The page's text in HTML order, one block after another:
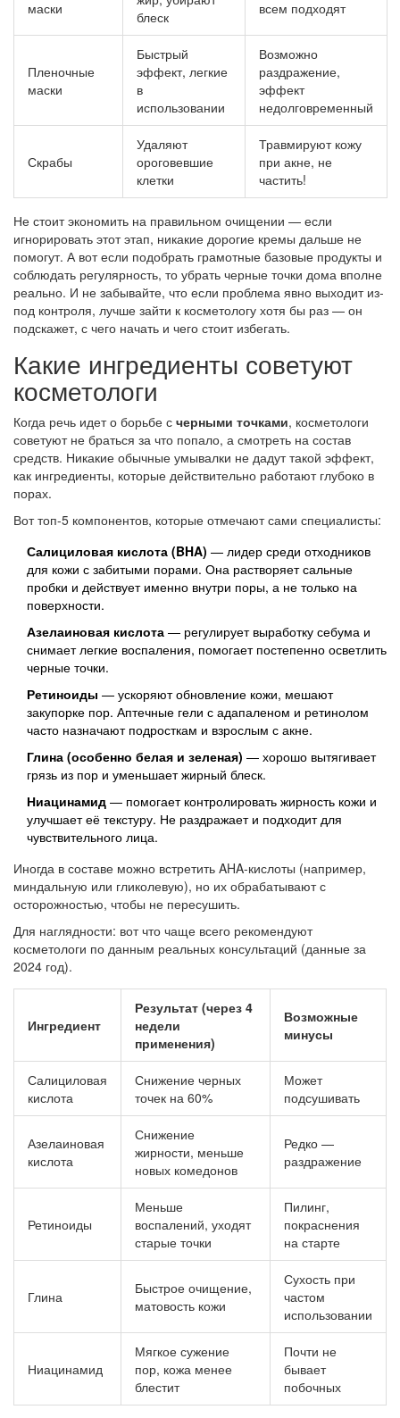
маски
блеск
всем подходят
Пленочные
маски
Быстрый
эффект, легкие
в
использовании
Возможно
раздражение,
эффект
недолговременный
Скрабы
Удаляют
ороговевшие
клетки
Травмируют кожу
при акне, не
частить!
Не стоит экономить на правильном очищении — если
игнорировать этот этап, никакие дорогие кремы дальше не
помогут. А вот если подобрать грамотные базовые продукты и
соблюдать регулярность, то убрать черные точки дома вполне
реально. И не забывайте, что если проблема явно выходит из-
под контроля, лучше зайти к косметологу хотя бы раз — он
подскажет, с чего начать и чего стоит избегать.
Какие ингредиенты советуют
косметологи
Когда речь идет о борьбе с черными точками, косметологи
советуют не браться за что попало, а смотреть на состав
средств. Никакие обычные умывалки не дадут такой эффект,
как ингредиенты, которые действительно работают глубоко в
порах.
Вот топ-5 компонентов, которые отмечают сами специалисты:
Салициловая кислота (BHA) — лидер среди отходников
для кожи с забитыми порами. Она растворяет сальные
пробки и действует именно внутри поры, а не только на
поверхности.
Азелаиновая кислота — регулирует выработку себума и
снимает легкие воспаления, помогает постепенно осветлить
черные точки.
Ретиноиды — ускоряют обновление кожи, мешают
закупорке пор. Аптечные гели с адапаленом и ретинолом
часто назначают подросткам и взрослым с акне.
Глина (особенно белая и зеленая) — хорошо вытягивает
грязь из пор и уменьшает жирный блеск.
Ниацинамид — помогает контролировать жирность кожи и
улучшает её текстуру. Не раздражает и подходит для
чувствительного лица.
Иногда в составе можно встретить AHA-кислоты (например,
миндальную или гликолевую), но их обрабатывают с
осторожностью, чтобы не пересушить.
Для наглядности: вот что чаще всего рекомендуют
косметологи по данным реальных консультаций (данные за
2024 год).
Ингредиент
Результат (через 4
недели
применения)
Возможные
минусы
Салициловая
кислота
Снижение черных
точек на 60%
Может
подсушивать
Азелаиновая
кислота
Снижение
жирности, меньше
новых комедонов
Редко —
раздражение
Ретиноиды
Меньше
воспалений, уходят
старые точки
Пилинг,
покраснения
на старте
Глина
Быстрое очищение,
матовость кожи
Сухость при
частом
использовании
Ниацинамид
Мягкое сужение
пор, кожа менее
блестит
Почти не
бывает
побочных